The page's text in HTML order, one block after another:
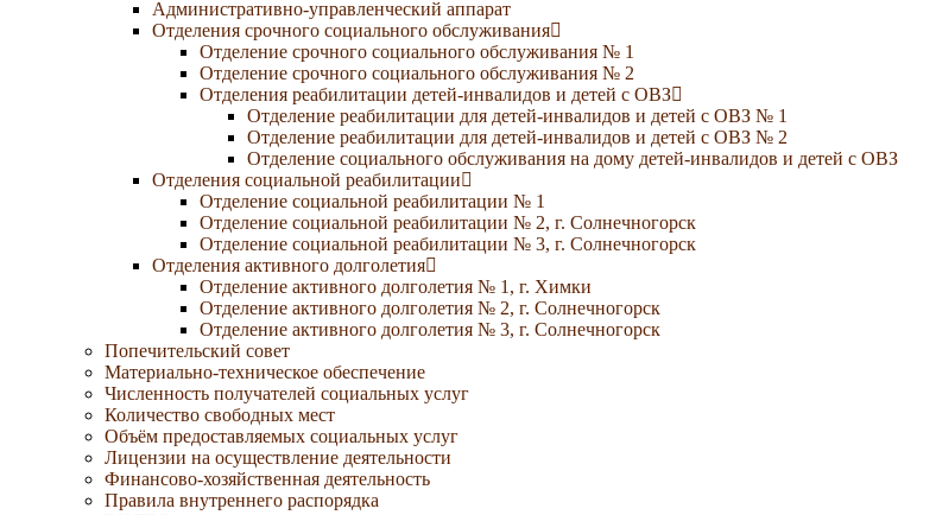
Административно-управленческий аппарат
Отделения срочного социального обслуживания
Отделение срочного социального обслуживания № 1
Отделение срочного социального обслуживания № 2
Отделения реабилитации детей-инвалидов и детей с ОВЗ
Отделение реабилитации для детей-инвалидов и детей с ОВЗ № 1
Отделение реабилитации для детей-инвалидов и детей с ОВЗ № 2
Отделение социального обслуживания на дому детей-инвалидов и детей с ОВЗ
Отделения социальной реабилитации
Отделение социальной реабилитации № 1
Отделение социальной реабилитации № 2, г. Солнечногорск
Отделение социальной реабилитации № 3, г. Солнечногорск
Отделения активного долголетия
Отделение активного долголетия № 1, г. Химки
Отделение активного долголетия № 2, г. Солнечногорск
Отделение активного долголетия № 3, г. Солнечногорск
Попечительский совет
Материально-техническое обеспечение
Численность получателей социальных услуг
Количество свободных мест
Объём предоставляемых социальных услуг
Лицензии на осуществление деятельности
Финансово-хозяйственная деятельность
Правила внутреннего распорядка